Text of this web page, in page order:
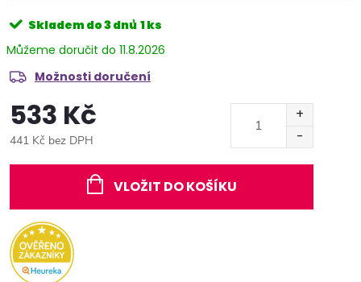
Skladem do 3 dnů 1 ks
11.8.2026
Možnosti doručení
533 Kč
441 Kč bez DPH
VLOŽIT DO KOŠÍKU